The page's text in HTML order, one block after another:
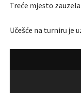
Treće mjesto
Učešće na turniru je